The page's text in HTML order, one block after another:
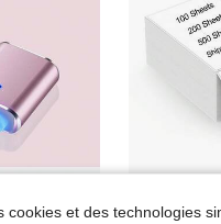
cookies et des technologies